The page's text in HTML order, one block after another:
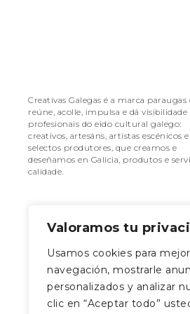
Valoramos tu
Usamos cookies para
navegación, mostrarle
personalizados y analizar
clic en “Aceptar todo”
Creativas Galegas é a marca paraugas
reúne, acolle, impulsa e dá visibilidade
profesionais do eido cultural galego:
creativos, artesáns, artistas escénicos e
selectos produtores, que creamos e
deseñamos en Galicia, produtos e
calidade.